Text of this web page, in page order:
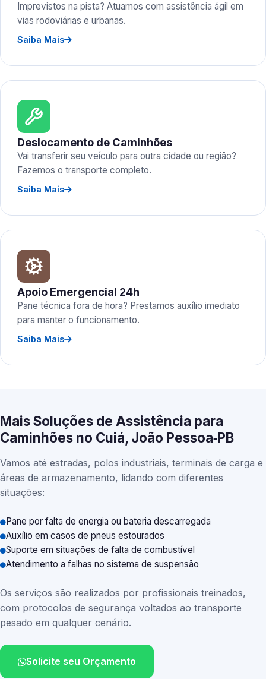
Imprevistos na pista? Atuamos com assistência ágil em
vias rodoviárias e urbanas.
Saiba Mais
Deslocamento de Caminhões
Vai transferir seu veículo para outra cidade ou região?
Fazemos o transporte completo.
Saiba Mais
Apoio Emergencial 24h
Pane técnica fora de hora? Prestamos auxílio imediato
para manter o funcionamento.
Saiba Mais
Mais Soluções de Assistência para
Caminhões no Cuiá, João Pessoa‑PB
Vamos até estradas, polos industriais, terminais de carga e
áreas de armazenamento, lidando com diferentes
situações:
Pane por falta de energia ou bateria descarregada
Auxílio em casos de pneus estourados
Suporte em situações de falta de combustível
Atendimento a falhas no sistema de suspensão
Os serviços são realizados por profissionais treinados,
com protocolos de segurança voltados ao transporte
pesado em qualquer cenário.
Solicite seu Orçamento